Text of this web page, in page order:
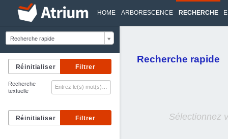
HOME ARBORESCENCE RECHERCHE
Recherche rapide
Recherche
textuelle
Recherche rapide
Sélectionnez